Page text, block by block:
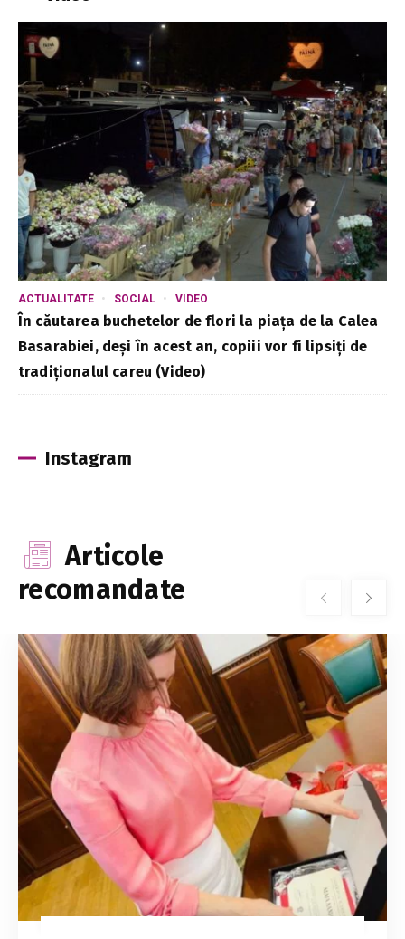
ACTUALITATE SOCIAL VIDEO
În căutarea buchetelor de flori la piața de la Calea
Basarabiei, deși în acest an, copiii vor fi lipsiți de
tradiționalul careu (Video)
Instagram
Articole
recomandate